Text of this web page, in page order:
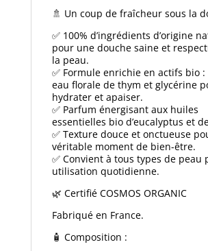
Revitalisant
🚿 Un coup de fraîcheur sous la
✅ 100% d’ingrédients d’origine
pour une douche saine et
la peau.
✅ Formule enrichie en actifs bio :
eau florale de thym et glycérine
hydrater et apaiser.
✅ Parfum énergisant aux huiles
essentielles bio d’eucalyptus et
✅ Texture douce et onctueuse
véritable moment de bien-être.
✅ Convient à tous types de peau
utilisation quotidienne.
🌿 Certifié COSMOS ORGANIC
Fabriqué en France.
🧴 Composition :